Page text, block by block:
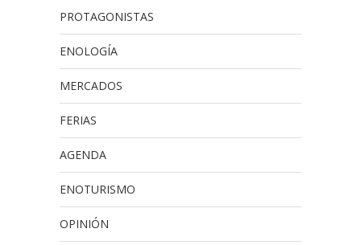
PROTAGONISTAS
ENOLOGÍA
MERCADOS
FERIAS
AGENDA
ENOTURISMO
OPINIÓN